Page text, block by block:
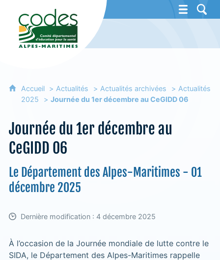
CoDES 06 - Comité départemental
Accueil Actualités Actualités archivées
Actualités
2025
Journée du 1er décembre au CeGIDD 06
Journée du 1er décembre au
CeGIDD 06
Le Département des Alpes-Maritimes - 01
décembre 2025
Dernière modification : 4 décembre 2025
À l’occasion de la Journée mondiale de lutte contre le
SIDA, le Département des Alpes-Maritimes rappelle